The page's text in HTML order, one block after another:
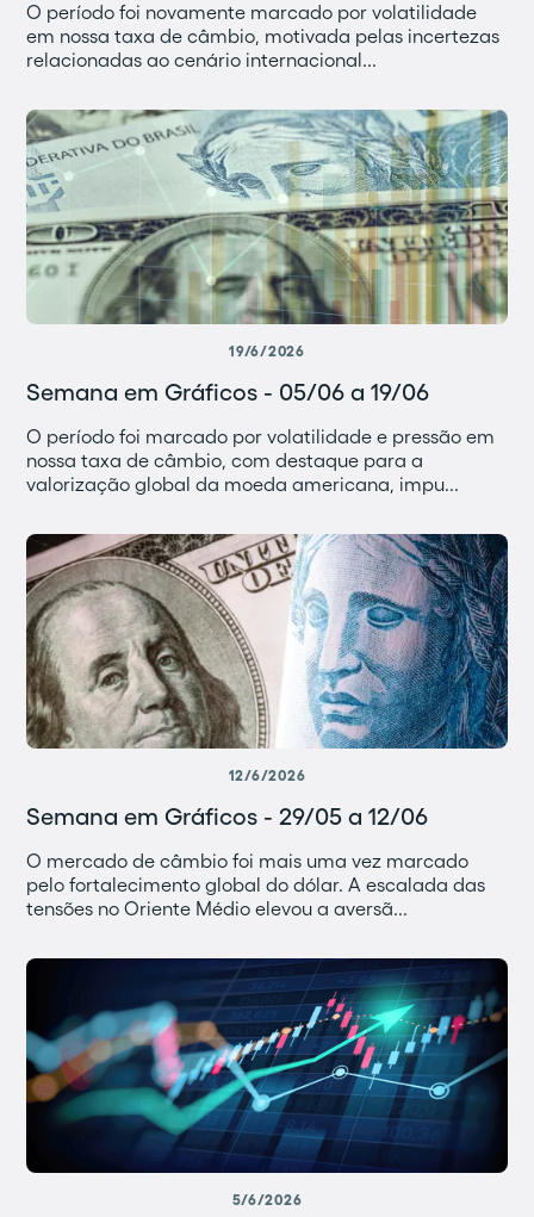
O período foi novamente marcado por volatilidade
em nossa taxa de câmbio, motivada pelas incertezas
relacionadas ao cenário internacional...
19/6/2026
Semana em Gráficos - 05/06 a 19/06
O período foi marcado por volatilidade e pressão em
nossa taxa de câmbio, com destaque para a
valorização global da moeda americana, impu...
12/6/2026
Semana em Gráficos - 29/05 a 12/06
O mercado de câmbio foi mais uma vez marcado
pelo fortalecimento global do dólar. A escalada das
tensões no Oriente Médio elevou a aversã...
5/6/2026